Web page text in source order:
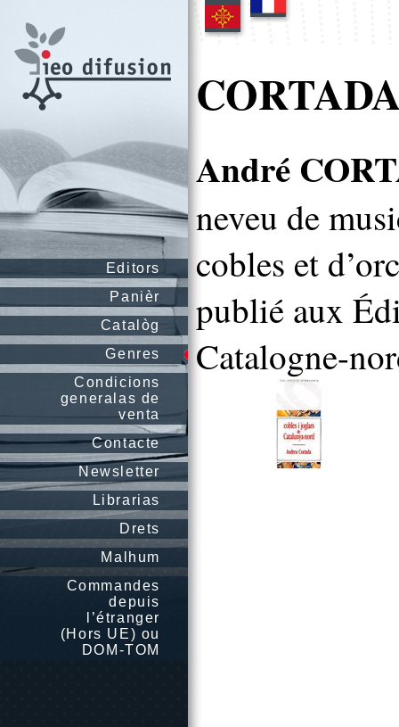
Editors
Panièr
Catalòg
Genres
Condicions
generalas de
venta
Contacte
Newsletter
Librarias
Drets
Malhum
Commandes
depuis
l’étranger
(Hors UE) ou
DOM-TOM
André
neveu de
cobles et
publié aux
Catalogne-